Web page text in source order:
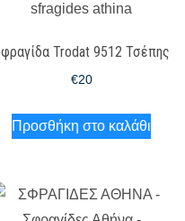
Trodat 9512 Τσέπης
€20
Προσθήκη στο καλάθι